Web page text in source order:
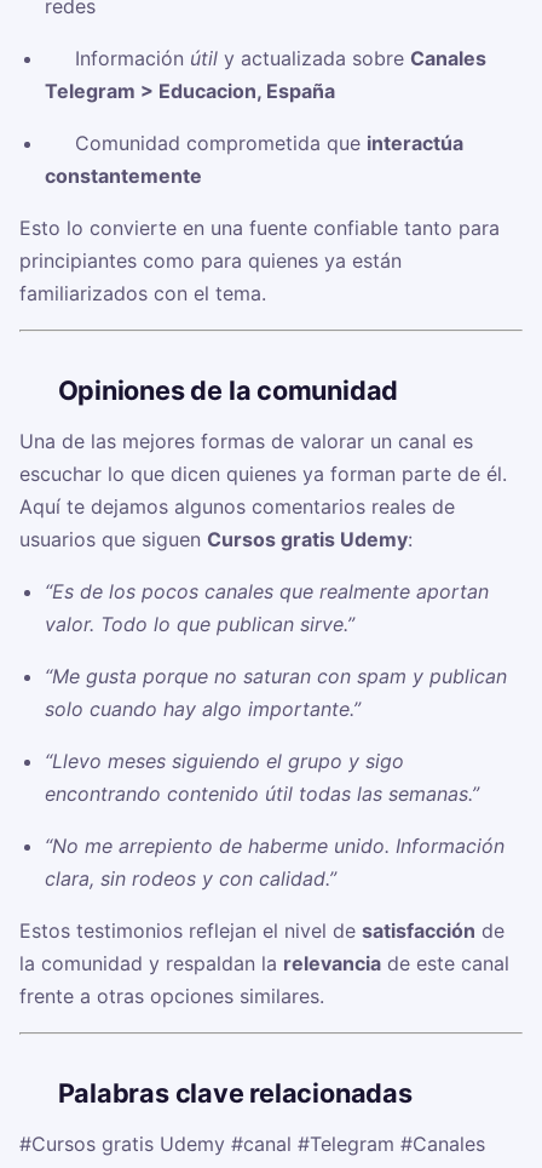
redes
✅ Información útily actualizada sobre Canales
Telegram > Educacion, España
✅ Comunidad comprometida que interactúa
constantemente
Esto lo convierte en una fuente confiable tanto para
principiantes como para quienes ya están
familiarizados con el tema.
Opiniones de la comunidad
Una de las mejores formas de valorar un canal es
escuchar lo que dicen quienes ya forman parte de él.
Aquí te dejamos algunos comentarios reales de
usuarios que siguen Cursos gratis Udemy:
“Es de los pocos canales que realmente aportan
valor. Todo lo que publican sirve.”
“Me gusta porque no saturan con spam y publican
solo cuando hay algo importante.”
“Llevo meses siguiendo el grupo y sigo
encontrando contenido útil todas las semanas.”
“No me arrepiento de haberme unido. Información
clara, sin rodeos y con calidad.”
Estos testimonios reflejan el nivel de satisfacción de
la comunidad y respaldan la relevancia de este canal
frente a otras opciones similares.
Palabras clave relacionadas
#Cursos gratis Udemy #canal #Telegram #Canales